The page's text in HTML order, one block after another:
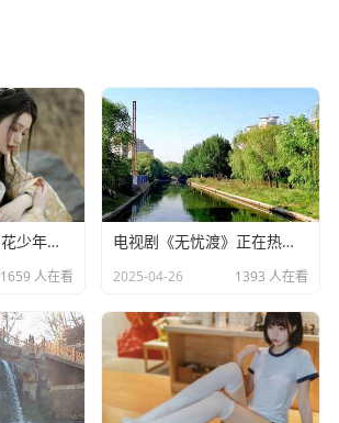
关晓彤为新剧《烟花少年》宣传，全程不语只是一味搞事业
1659 人在看
电视剧《无忧渡》正在热播，24岁女演员夏依丹被曝去世
2025-04-26 1393 人在看